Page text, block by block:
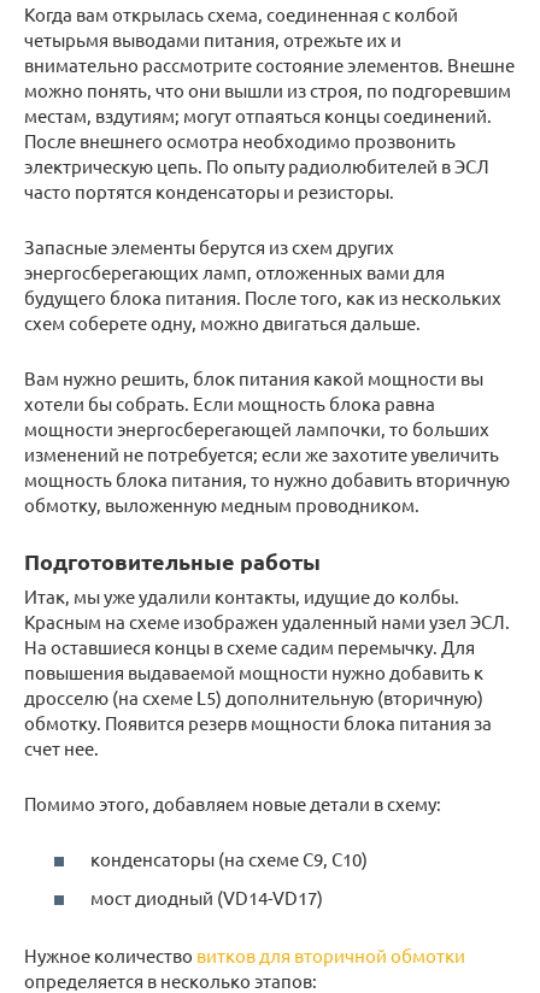
Когда вам открылась схема, соединенная с колбой
четырьмя выводами питания, отрежьте их и
внимательно рассмотрите состояние элементов. Внешне
можно понять, что они вышли из строя, по подгоревшим
местам, вздутиям; могут отпаяться концы соединений.
После внешнего осмотра необходимо прозвонить
электрическую цепь. По опыту радиолюбителей в ЭСЛ
часто портятся конденсаторы и резисторы.
Запасные элементы берутся из схем других
энергосберегающих ламп, отложенных вами для
будущего блока питания. После того, как из нескольких
схем соберете одну, можно двигаться дальше.
Вам нужно решить, блок питания какой мощности вы
хотели бы собрать. Если мощность блока равна
мощности энергосберегающей лампочки, то больших
изменений не потребуется; если же захотите увеличить
мощность блока питания, то нужно добавить вторичную
обмотку, выложенную медным проводником.
Подготовительные работы
Итак, мы уже удалили контакты, идущие до колбы.
Красным на схеме изображен удаленный нами узел ЭСЛ.
На оставшиеся концы в схеме садим перемычку. Для
повышения выдаваемой мощности нужно добавить к
дросселю (на схеме L5) дополнительную (вторичную)
обмотку. Появится резерв мощности блока питания за
счет нее.
Помимо этого, добавляем новые детали в схему:
конденсаторы (на схеме C9, С10)
мост диодный (VD14-VD17)
Нужное количество витков для вторичной обмотки
определяется в несколько этапов: